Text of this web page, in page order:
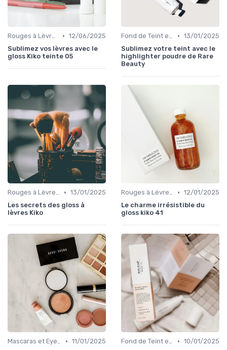
Rouges à Lèvres et Gloss • 12/06/2025
Sublimez vos lèvres avec le
gloss Kiko teinte 05
Fond de Teint et Correcteurs • 13/01/2025
Sublimez votre teint avec le
highlighter poudre de Rare
Beauty
Rouges à Lèvres et Gloss • 13/01/2025
Les secrets des gloss à
lèvres Kiko
Rouges à Lèvres et Gloss • 12/01/2025
Le charme irrésistible du
gloss kiko 41
Mascaras et Eyeliners • 11/01/2025
Fond de Teint et Correcteurs • 10/01/2025